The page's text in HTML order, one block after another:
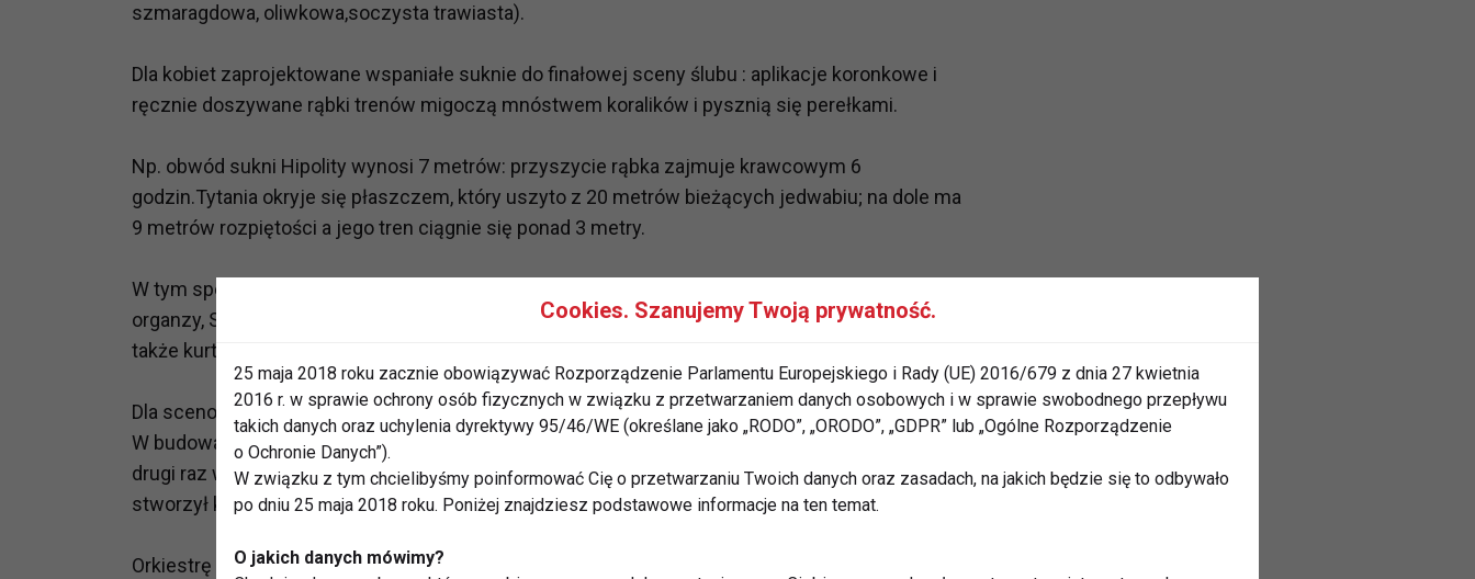
szmaragdowa, oliwkowa,soczysta trawiasta).
Dla kobiet zaprojektowane wspaniałe suknie do finałowej sceny ślubu : aplikacje koronkowe i
ręcznie doszywane rąbki trenów migoczą mnóstwem koralików i pysznią się perełkami.
Np. obwód sukni Hipolity wynosi 7 metrów: przyszycie rąbka zajmuje krawcowym 6
godzin.Tytania okryje się płaszczem, który uszyto z 20 metrów bieżących jedwabiu; na dole ma
9 metrów rozpiętości a jego tren ciągnie się ponad 3 metry.
W tym spektaklu częściej przebierać się będą panowie: Oberon ma piękny płaszcz z zielonej
organzy, Spodek wystapi w granatowym płaszczu , Puk hasa w zielonych „sindbadach”, ma
także kurtkę zapinaną na magnesy, dzięki czemu łatwo może się jej pozbyć.
Dla scenografa, Wacława Tadeusza Ostrowskiego to pierwsza tak duża, samodzielna praca.
W budowaniu nastroju wspomogą go światła „ustawione” przez Macieja Igielskiego, który już
drugi raz w tym roku współpracuje przy baletowej premierze w Operze Nova ( w marcu
stworzył klimat strachu i beznadziei w „Zniewolonym umyśle”).
Orkiestrę Opery Nova poprowadzi Jerzy Wołosiuk. Dla potrzeb spektaklu, obok muzyki
Cookies. Szanujemy Twoją prywatność.
25 maja 2018 roku zacznie obowiązywać Rozporządzenie Parlamentu Europejskiego i Rady (UE) 2016/679 z dnia 27 kwietnia
2016 r. w sprawie ochrony osób fizycznych w związku z przetwarzaniem danych osobowych i w sprawie swobodnego przepływu
takich danych oraz uchylenia dyrektywy 95/46/WE (określane jako „RODO”, „ORODO”, „GDPR” lub „Ogólne Rozporządzenie
o Ochronie Danych”).
W związku z tym chcielibyśmy poinformować Cię o przetwarzaniu Twoich danych oraz zasadach, na jakich będzie się to odbywało
po dniu 25 maja 2018 roku. Poniżej znajdziesz podstawowe informacje na ten temat.
O jakich danych mówimy?